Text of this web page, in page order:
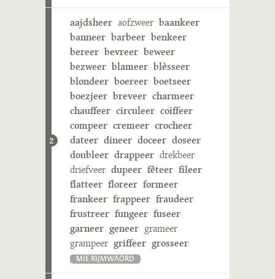
2
aajdsheer aofzweer baankeer
banneer barbeer benkeer
bereer bevreer beweer
bezweer blameer blèsseer
blondeer boereer boetseer
boezjeer breveer charmeer
chauffeer circuleer coiffeer
compeer cremeer crocheer
dateer dineer doceer doseer
doubleer drappeer drekbeer
driefveer dupeer fêteer fileer
flatteer floreer formeer
frankeer frappeer fraudeer
frustreer fungeer fuseer
garneer geneer grameer
grampeer griffeer grosseer
MIE RIJMWÄÖRD